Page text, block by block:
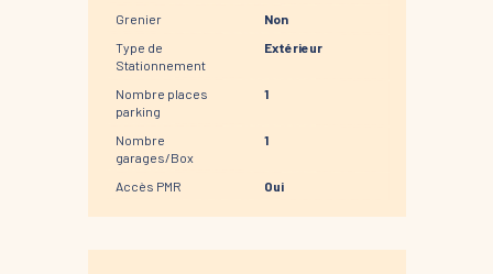
Grenier
Non
Type de
Stationnement
Extérieur
Nombre places
parking
1
Nombre
garages/Box
1
Accès PMR Oui